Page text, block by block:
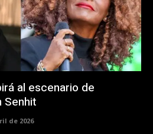
al escenario de
Senhit
de 2026